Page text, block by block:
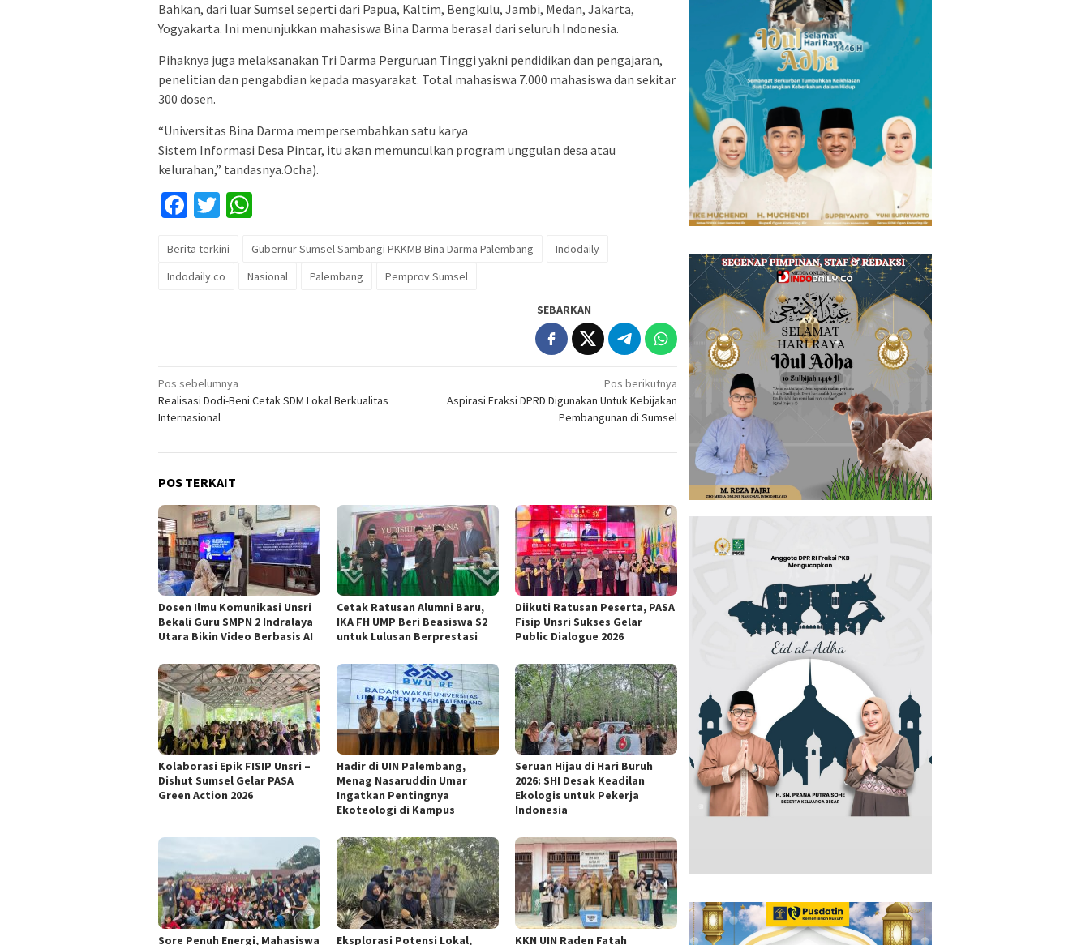
Bahkan, dari luar Sumsel seperti dari Papua, Kaltim, Bengkulu, Jambi, Medan, Jakarta,
Yogyakarta. Ini menunjukkan mahasiswa Bina Darma berasal dari seluruh Indonesia.
Pihaknya juga melaksanakan Tri Darma Perguruan Tinggi yakni pendidikan dan pengajaran,
penelitian dan pengabdian kepada masyarakat. Total mahasiswa 7.000 mahasiswa dan sekitar
300 dosen.
“Universitas Bina Darma mempersembahkan satu karya
Sistem Informasi Desa Pintar, itu akan memunculkan program unggulan desa atau
kelurahan,” tandasnya.Ocha).
Facebook
Twitter
Berita terkini Gubernur Sumsel Sambangi PKKMB Bina Darma Palembang
Indodaily
Indodaily.co
Nasional Palembang Pemprov Sumsel
SEBARKAN
Navigasi
pos
Pos sebelumnya
Realisasi Dodi-Beni Cetak SDM Lokal Berkualitas
Internasional
Pos berikutnya
Aspirasi Fraksi DPRD Digunakan Untuk Kebijakan
Pembangunan di Sumsel
POS TERKAIT
Dosen Ilmu Komunikasi Unsri
Bekali Guru SMPN 2 Indralaya
Utara Bikin Video Berbasis AI
Cetak Ratusan Alumni Baru,
IKA FH UMP Beri Beasiswa S2
untuk Lulusan Berprestasi
Diikuti Ratusan Peserta, PASA
Fisip Unsri Sukses Gelar
Public Dialogue 2026
Kolaborasi Epik FISIP Unsri –
Dishut Sumsel Gelar PASA
Green Action 2026
Hadir di UIN Palembang,
Menag Nasaruddin Umar
Ingatkan Pentingnya
Ekoteologi di Kampus
Seruan Hijau di Hari Buruh
2026: SHI Desak Keadilan
Ekologis untuk Pekerja
Indonesia
Sore Penuh Energi, Mahasiswa Eksplorasi Potensi Lokal, KKN UIN Raden Fatah